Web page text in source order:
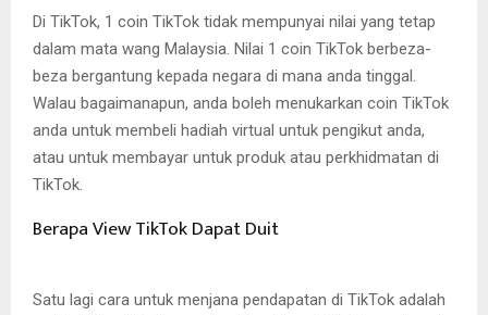
Di TikTok, 1 coin TikTok tidak mempunyai nilai yang tetap
dalam mata wang Malaysia. Nilai 1 coin TikTok berbeza-
beza bergantung kepada negara di mana anda tinggal.
Walau bagaimanapun, anda boleh menukarkan coin TikTok
anda untuk membeli hadiah virtual untuk pengikut anda,
atau untuk membayar untuk produk atau perkhidmatan di
TikTok.
Berapa View TikTok Dapat Duit
Satu lagi cara untuk menjana pendapatan di TikTok adalah